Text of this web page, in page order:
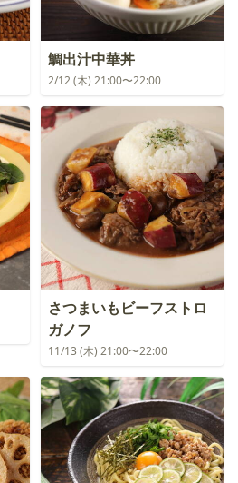
鯛出汁中華丼
2/12 (木) 21:00〜22:00
さつまいもビーフストロ
ガノフ
11/13 (木) 21:00〜22:00